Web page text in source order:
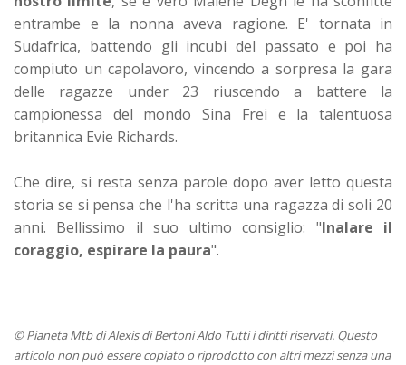
entrambe e la nonna aveva ragione. E' tornata in
Sudafrica, battendo gli incubi del passato e poi ha
compiuto un capolavoro, vincendo a sorpresa la gara
delle ragazze under 23 riuscendo a battere la
campionessa del mondo Sina Frei e la talentuosa
britannica Evie Richards.
Che dire, si resta senza parole dopo aver letto questa
storia se si pensa che l'ha scritta una ragazza di soli 20
anni. Bellissimo il suo ultimo consiglio: "Inalare il
coraggio, espirare la paura".
© Pianeta Mtb di Alexis di Bertoni Aldo Tutti i diritti riservati. Questo
articolo non può essere copiato o riprodotto con altri mezzi senza una